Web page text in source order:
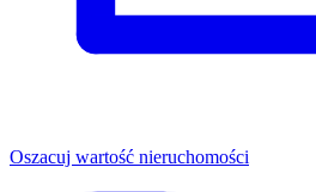
Oszacuj wartość nieruchomości